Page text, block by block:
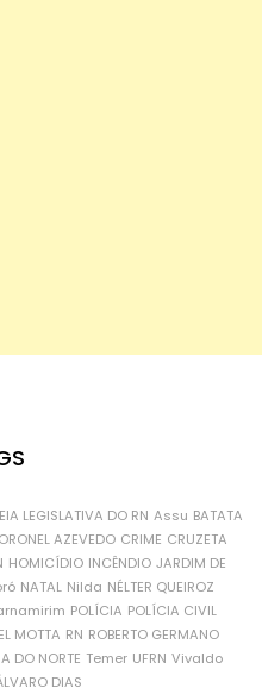
LEGISLATIVA DO RN Assu BATATA
AZEVEDO CRIME CRUZETA
HOMICÍDIO INCÊNDIO JARDIM DE
NATAL Nilda NÉLTER QUEIROZ
POLÍCIA POLÍCIA CIVIL
MOTTA RN ROBERTO GERMANO
DO NORTE Temer UFRN Vivaldo
DIAS